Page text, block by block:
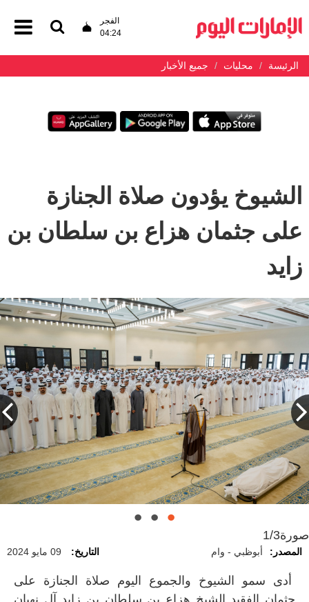
الفجر
04:24
الرئيسة محليات جميع الأخبار
الشيوخ يؤدون صلاة الجنازة
على جثمان هزاع بن سلطان بن
زايد
صورة1/3
المصدر: أبوظبي - وام التاريخ: 09 مايو 2024
أدى سمو الشيوخ والجموع اليوم صلاة الجنازة على
جثمان الفقيد الشيخ هزاع بن سلطان بن زايد آل نهيان